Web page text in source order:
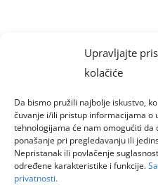
Upravljajte
kolačiće
Da bismo pružili najbolje iskustvo,
čuvanje i/ili pristup informacijama o
tehnologijama će nam omogućiti da
ponašanje pri pregledavanju ili
Nepristanak ili povlačenje
određene karakteristike i funkcije.
privatnosti.